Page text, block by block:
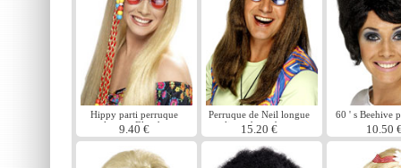
Hippy parti perruque
longue Blonde
9.40 €
Perruque de Neil longue
ligne droite brun
15.20 €
60 ' s Beehive
noir
10.50